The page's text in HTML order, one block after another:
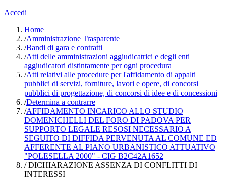
Accedi
Home
/Amministrazione Trasparente
/Bandi di gara e contratti
/Atti delle amministrazioni aggiudicatrici e degli enti
aggiudicatori distintamente per ogni procedura
/Atti relativi alle procedure per l'affidamento di appalti
pubblici di servizi, forniture, lavori e opere, di concorsi
pubblici di progettazione, di concorsi di idee e di concessioni
/Determina a contrarre
/AFFIDAMENTO INCARICO ALLO STUDIO
DOMENICHELLI DEL FORO DI PADOVA PER
SUPPORTO LEGALE RESOSI NECESSARIO A
SEGUITO DI DIFFIDA PERVENUTA AL COMUNE ED
AFFERENTE AL PIANO URBANISTICO ATTUATIVO
"POLESELLA 2000" - CIG B2C42A1652
/DICHIARAZIONE ASSENZA DI CONFLITTI DI
INTERESSI